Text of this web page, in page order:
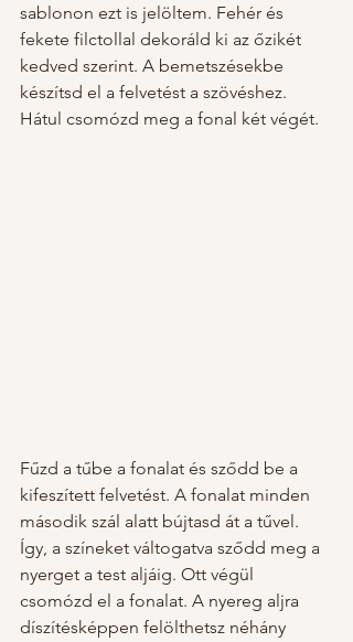
sablonon ezt is jelöltem. Fehér és
fekete filctollal dekoráld ki az őzikét
kedved szerint. A bemetszésekbe
készítsd el a felvetést a szövéshez.
Hátul csomózd meg a fonal két végét.
Fűzd a tűbe a fonalat és sződd be a
kifeszített felvetést. A fonalat minden
második szál alatt bújtasd át a tűvel.
Így, a színeket váltogatva sződd meg a
nyerget a test aljáig. Ott végül
csomózd el a fonalat. A nyereg aljra
díszítésképpen felölthetsz néhány